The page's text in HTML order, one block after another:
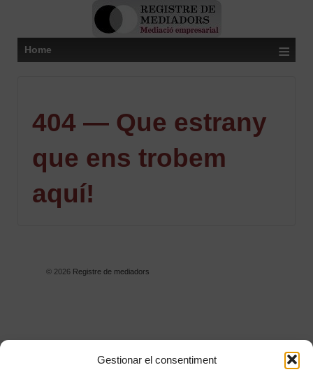
Gestionar el consentiment
Home ≡
404 — Que estrany
que ens trobem
aquí!
© 2026Registre de mediadors